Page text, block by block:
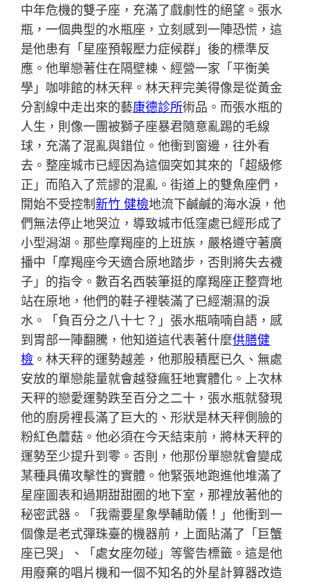
中年危機的雙子座，充滿了戲劇性的絕望。張水
瓶，一個典型的水瓶座，立刻感到一陣恐慌，這
是他患有「星座預報壓力症候群」後的標準反
應。他單戀著住在隔壁棟、經營一家「平衡美
學」咖啡館的林天秤。林天秤完美得像是從黃金
分割線中走出來的藝康德診所術品。而張水瓶的
人生，則像一團被獅子座暴君隨意亂踢的毛線
球，充滿了混亂與錯位。他衝到窗邊，往外看
去。整座城市已經因為這個突如其來的「超級修
正」而陷入了荒謬的混亂。街道上的雙魚座們，
開始不受控制新竹 健檢地流下鹹鹹的海水淚，他
們無法停止地哭泣，導致城市低窪處已經形成了
小型潟湖。那些摩羯座的上班族，嚴格遵守著廣
播中「摩羯座今天適合原地踏步，否則將失去襪
子」的指令。數百名西裝筆挺的摩羯座正整齊地
站在原地，他們的鞋子裡裝滿了已經潮濕的淚
水。「負百分之八十七？」張水瓶喃喃自語，感
到胃部一陣翻騰，他知道這代表著什麼供膳健
檢 。林天秤的運勢越差，他那股積壓已久、無處
安放的單戀能量就會越發瘋狂地實體化。上次林
天秤的戀愛運勢跌至百分之二十，張水瓶就發現
他的廚房裡長滿了巨大的、形狀是林天秤側臉的
粉紅色蘑菇。他必須在今天結束前，將林天秤的
運勢至少提升到零。否則，他那份單戀就會變成
某種具備攻擊性的實體。他緊張地跑進他堆滿了
星座圖表和過期甜甜圈的地下室，那裡放著他的
秘密武器。「我需要星象學輔助儀！」他衝到一
個像是老式彈珠臺的機器前，上面貼滿了「巨蟹
座已哭」、「處女座勿碰」等警告標籤。這是他
用廢棄的唱片機和一個不知名的外星計算器改造